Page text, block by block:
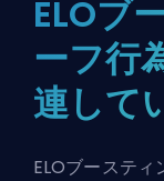
ELOブ
ーフ行
連して
ELOブーステ